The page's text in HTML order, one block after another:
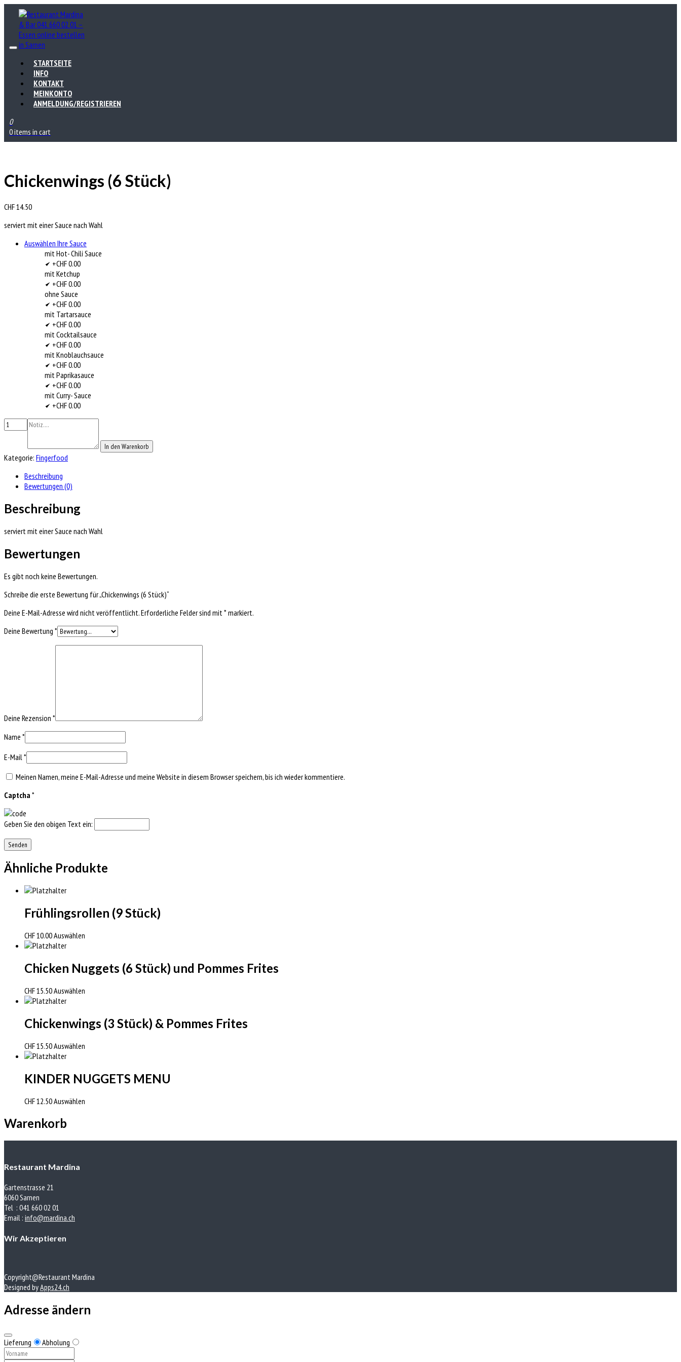
STARTSEITE
INFO
KONTAKT
MEINKONTO
ANMELDUNG/REGISTRIEREN
0
0 items in cart
Chickenwings (6 Stück)
CHF14.50
serviert mit einer Sauce nach Wahl
Auswählen Ihre Sauce
mit Hot- Chili Sauce
+CHF 0.00
mit Ketchup
+CHF 0.00
ohne Sauce
+CHF 0.00
mit Tartarsauce
+CHF 0.00
mit Cocktailsauce
+CHF 0.00
mit Knoblauchsauce
+CHF 0.00
mit Paprikasauce
+CHF 0.00
mit Curry- Sauce
+CHF 0.00
In den Warenkorb
Kategorie: Fingerfood
Beschreibung
Bewertungen (0)
Beschreibung
serviert mit einer Sauce nach Wahl
Bewertungen
Es gibt noch keine Bewertungen.
Schreibe die erste Bewertung für „Chickenwings (6 Stück)“
Deine E-Mail-Adresse wird nicht veröffentlicht.Erforderliche Felder sind mit *markiert.
Deine Bewertung *
Deine Rezension *
Name *
E-Mail *
Meinen Namen, meine E-Mail-Adresse und meine Website in diesem Browser speichern, bis ich wieder kommentiere.
Captcha *
Geben Sie den obigen Text ein:
Ähnliche Produkte
Frühlingsrollen (9 Stück)
CHF10.00Auswählen
Chicken Nuggets (6 Stück) und Pommes Frites
CHF15.50Auswählen
Chickenwings (3 Stück) & Pommes Frites
CHF15.50Auswählen
KINDER NUGGETS MENU
CHF12.50Auswählen
Warenkorb
Restaurant Mardina
Gartenstrasse 21
6060 Sarnen
Tel : 041 660 02 01
Email : info@mardina.ch
Wir Akzeptieren
Copyright@Restaurant Mardina
Designed byApps24.ch
Adresse ändern
Lieferung Abholung